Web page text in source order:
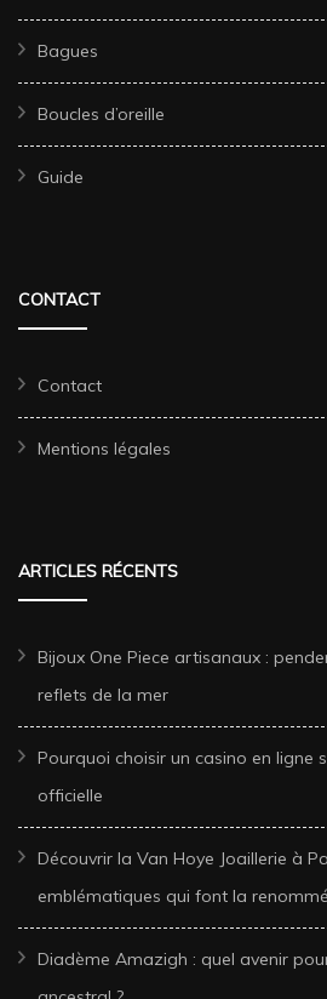
Bagues
Boucles d’oreille
Guide
CONTACT
Contact
Mentions légales
ARTICLES RÉCENTS
Bijoux One Piece artisanaux :
reflets de la mer
Pourquoi choisir un casino en ligne
officielle
Découvrir la Van Hoye Joaillerie à
emblématiques qui font la
Diadème Amazigh : quel avenir